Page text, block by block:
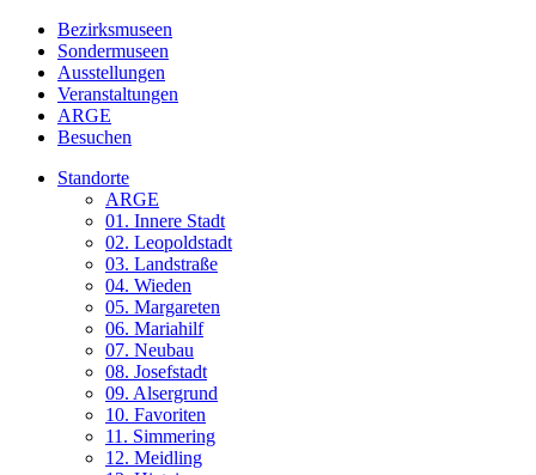
Bezirksmuseen
Sondermuseen
Ausstellungen
Veranstaltungen
ARGE
Besuchen
Standorte
ARGE
01. Innere Stadt
02. Leopoldstadt
03. Landstraße
04. Wieden
05. Margareten
06. Mariahilf
07. Neubau
08. Josefstadt
09. Alsergrund
10. Favoriten
11. Simmering
12. Meidling